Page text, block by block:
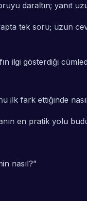
daraltın; yanıt
tek soru; uzun
ilgi gösterdiği
ilk fark ettiğinde
en pratik yolu
nasıl?”